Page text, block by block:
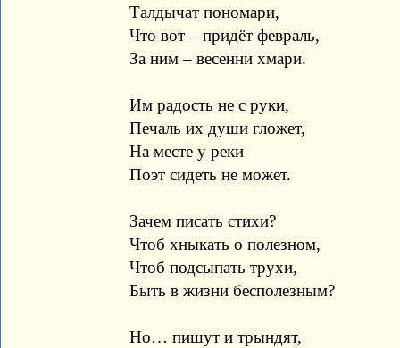
Талдычат пономари,
Что вот – придёт февраль,
За ним – весенни хмари.
Им радость не с руки,
Печаль их души гложет,
На месте у реки
Поэт сидеть не может.
Зачем писать стихи?
Чтоб хныкать о полезном,
Чтоб подсыпать трухи,
Быть в жизни бесполезным?
Но… пишут и трындят,